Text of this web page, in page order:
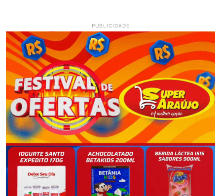
PUBLICIDADE